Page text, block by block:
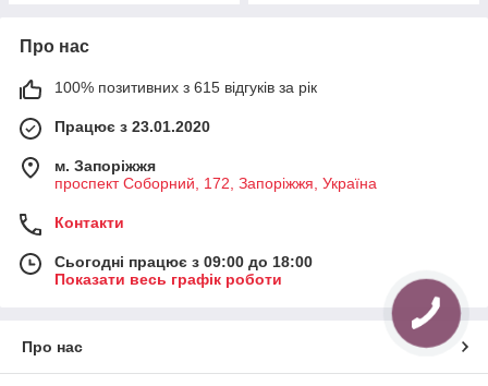
Про нас
100% позитивних з 615 відгуків за рік
Працює з 23.01.2020
м. Запоріжжя
проспект Соборний, 172, Запоріжжя, Україна
Контакти
Сьогодні працює з 09:00 до 18:00
Показати весь графік роботи
Про нас